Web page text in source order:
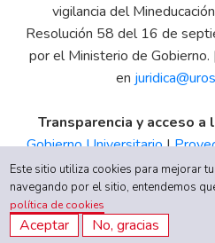
vigilancia del
Resolución 58 del 16 de
por el Ministerio de
en
Transparencia y acceso
Gobierno Universitario|
|Informe de Gestión|
Tributario|Estados
de
Este sitio utiliza cookies para mejorar
navegando por el sitio, entendemos
política de cookies
Aceptar No, gracias